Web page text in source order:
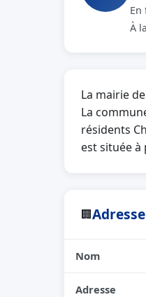
À
La mairie
La
résidents
est située
🏢
Nom
Adresse